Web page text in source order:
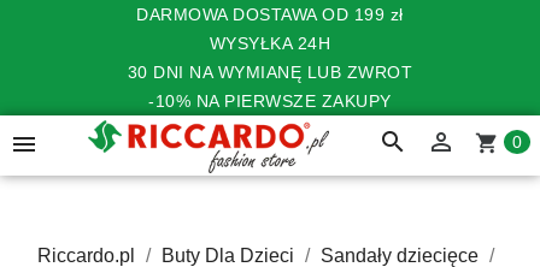
DARMOWA DOSTAWA OD 199 zł
WYSYŁKA 24H
30 DNI NA WYMIANĘ LUB ZWROT
-10% NA PIERWSZE ZAKUPY
 search  shopping_cart 0
Riccardo.pl Buty Dla Dzieci
Sandały dziecięce